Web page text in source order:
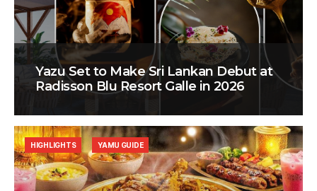
Yazu Set to Make Sri Lankan Debut at
Radisson Blu Resort Galle in 2026
HIGHLIGHTS YAMU GUIDE